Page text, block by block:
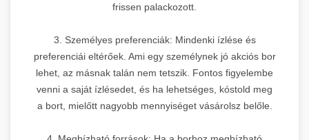
frissen palackozott.
3. Személyes preferenciák: Mindenki ízlése és
preferenciái eltérőek. Ami egy személynek jó akciós bor
lehet, az másnak talán nem tetszik. Fontos figyelembe
venni a saját ízlésedet, és ha lehetséges, kóstold meg
a bort, mielőtt nagyobb mennyiséget vásárolsz belőle.